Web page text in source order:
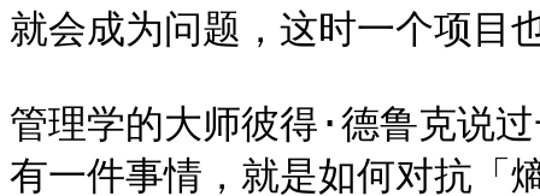
就会成为问题，这时一个项目
管理学的大师彼得·德鲁克说
有一件事情，就是如何对抗「